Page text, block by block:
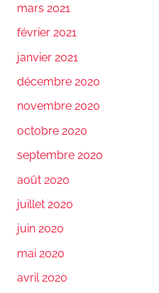
mars 2021
février 2021
janvier 2021
décembre 2020
novembre 2020
octobre 2020
septembre 2020
août 2020
juillet 2020
juin 2020
mai 2020
avril 2020